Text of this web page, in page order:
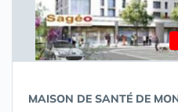
MAISON DE SANTÉ DE